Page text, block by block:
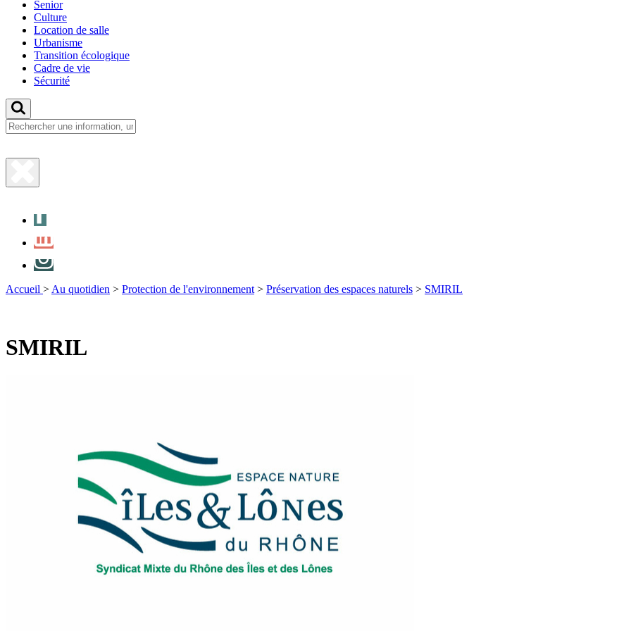
Senior
Culture
Location de salle
Urbanisme
Transition écologique
Cadre de vie
Sécurité
Fermer
Accueil > Au quotidien > Protection de l'environnement > Préservation des espaces naturels > SMIRIL
SMIRIL